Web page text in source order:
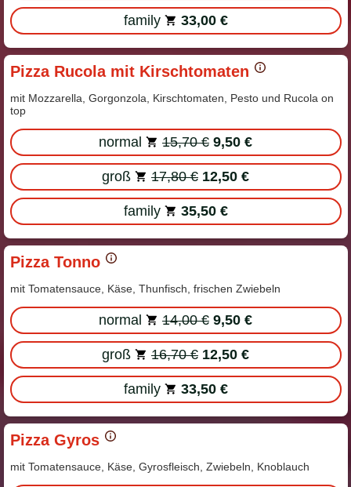
family 33,00 €
Pizza Rucola mit Kirschtomaten
mit Mozzarella, Gorgonzola, Kirschtomaten, Pesto und Rucola on
top
normal 15,70 € 9,50 €
groß 17,80 € 12,50 €
family 35,50 €
Pizza Tonno
mit Tomatensauce, Käse, Thunfisch, frischen Zwiebeln
normal 14,00 € 9,50 €
groß 16,70 € 12,50 €
family 33,50 €
Pizza Gyros
mit Tomatensauce, Käse, Gyrosfleisch, Zwiebeln, Knoblauch